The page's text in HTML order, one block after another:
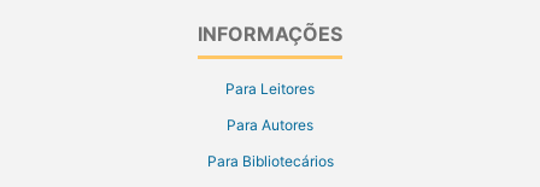
INFORMAÇÕES
Para Leitores
Para Autores
Para Bibliotecários